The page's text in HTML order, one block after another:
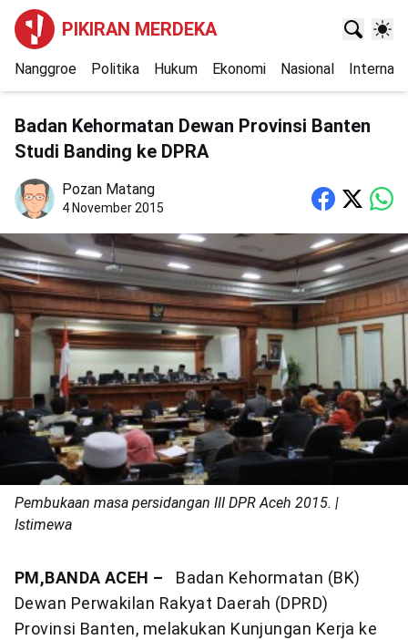
PIKIRAN MERDEKA
Nanggroe Politika Hukum Ekonomi Nasional
Badan Kehormatan Dewan Provinsi Banten
Studi Banding ke DPRA
Pozan Matang
4 November 2015
Pembukaan masa persidangan III DPR Aceh 2015. |
Istimewa
PM,BANDA ACEH – Badan Kehormatan (BK)
Dewan Perwakilan Rakyat Daerah (DPRD)
Provinsi Banten, melakukan Kunjungan Kerja ke